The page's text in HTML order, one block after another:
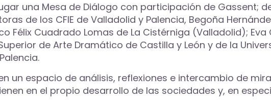
una Mesa de Diálogo con participación de Gassent;
de los CFIE de Valladolid y Palencia, Begoña
Félix Cuadrado Lomas de La Cistérniga (Valladolid);
de Arte Dramático de Castilla y León y de la
un espacio de análisis, reflexiones e intercambio de
en el propio desarrollo de las sociedades y, en